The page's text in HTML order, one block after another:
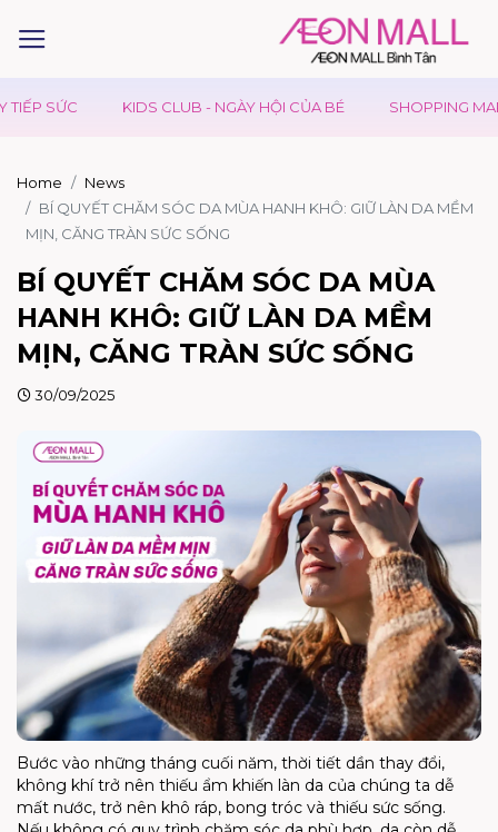
KIDS CLUB - NGÀY HỘI CỦA BÉ SHOPPING MARATHON 2026
Home
News
BÍ QUYẾT CHĂM SÓC DA MÙA HANH KHÔ: GIỮ LÀN DA MỀM
MỊN, CĂNG TRÀN SỨC SỐNG
BÍ QUYẾT CHĂM SÓC DA MÙA
HANH KHÔ: GIỮ LÀN DA MỀM
MỊN, CĂNG TRÀN SỨC SỐNG
30/09/2025
Bước vào những tháng cuối năm, thời tiết dần thay đổi,
không khí trở nên thiếu ẩm khiến làn da của chúng ta dễ
mất nước, trở nên khô ráp, bong tróc và thiếu sức sống.